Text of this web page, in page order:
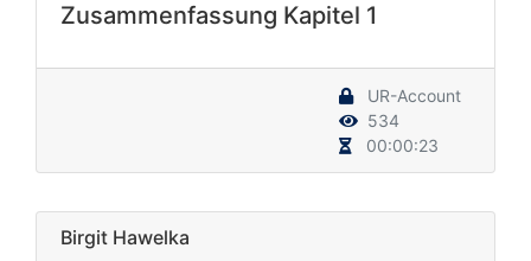
Zusammenfassung Kapitel 1
UR-Account
534
00:00:23
Birgit Hawelka